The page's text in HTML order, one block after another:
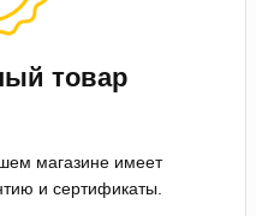
товар
магазине имеет
и сертификаты.